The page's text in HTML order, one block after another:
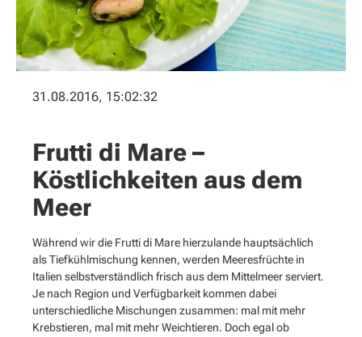
31.08.2016, 15:02:32
Frutti di Mare –
Köstlichkeiten aus dem
Meer
Während wir die Frutti di Mare hierzulande hauptsächlich
als Tiefkühlmischung kennen, werden Meeresfrüchte in
Italien selbstverständlich frisch aus dem Mittelmeer serviert.
Je nach Region und Verfügbarkeit kommen dabei
unterschiedliche Mischungen zusammen: mal mit mehr
Krebstieren, mal mit mehr Weichtieren. Doch egal ob